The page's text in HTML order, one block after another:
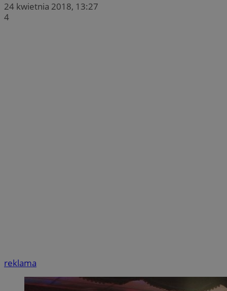
24 kwietnia 2018, 13:27
4
reklama